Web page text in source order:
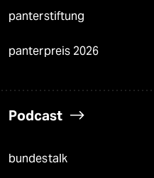
panterstiftung
panterpreis 2026
Podcast
bundestalk